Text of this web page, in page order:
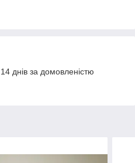
днів за домовленістю